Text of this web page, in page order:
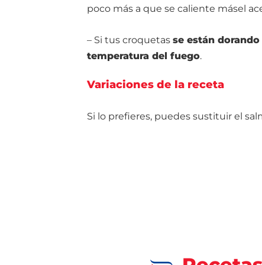
poco más a que se caliente másel
– Si tus croquetas se están
temperatura del fuego.
Variaciones de la receta
Si lo prefieres, puedes sustituir el